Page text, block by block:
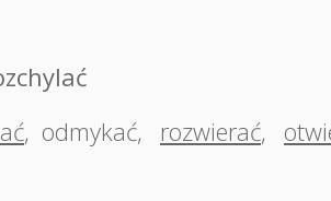
, odmykać, rozwierać,